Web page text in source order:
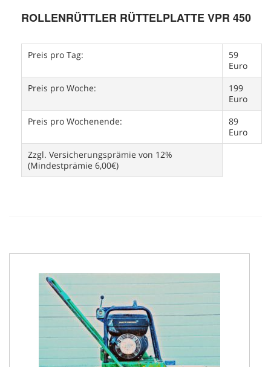
ROLLENRÜTTLER RÜTTELPLATTE VPR 450
Preis pro Tag:
59
Euro
Preis pro Woche:
199
Euro
Preis pro Wochenende:
89
Euro
Zzgl. Versicherungsprämie von 12%
(Mindestprämie 6,00€)